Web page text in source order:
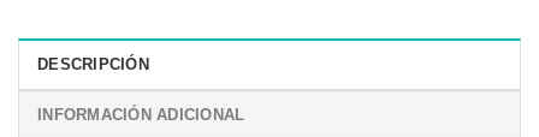
18,70 €
DESCRIPCIÓN
INFORMACIÓN ADICIONAL